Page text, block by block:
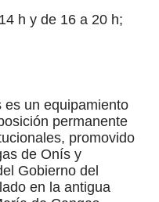
h y de 16 a 20 h;
es un equipamiento
permanente
promovido
de Onís y
Gobierno del
en la antigua